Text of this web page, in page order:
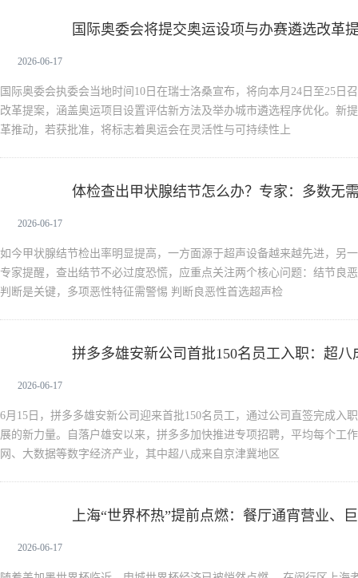
国际奥委会将提交奥运设项与办赛遴选改革
2026-06-17
国际奥委会执委会当地时间10日在瑞士洛桑宣布，将向本月24日至25日
改革提案，涵盖奥运项目设置评估新方法及举办城市遴选程序优化。新
革推动，若获批准，将标志着奥运会在灵活性与可持续性上
体检查出甲状腺结节怎么办？专家：多数无
2026-06-17
如今甲状腺结节检出率明显提高，一方面源于超声设备越来越先进，另
专家提醒，查出结节不必过度恐慌，应重点关注两个核心问题：结节良
判断是关键，多项恶性特征需警惕 判断良恶性首选超声检
拼多多雄安新公司首批150名员工入职：超八
2026-06-17
6月15日，拼多多雄安新公司迎来首批150名员工，通过公司直签完成入
展的新力量。自落户雄安以来，拼多多加快推进专项招聘，平均每个工
网、大数据等数字经济产业，其中超八成来自京津冀地区
上海“世界杯热”提前点燃：餐厅通宵营业、
升温2026-06-17